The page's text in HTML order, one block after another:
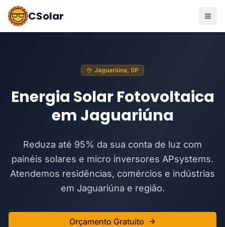
CSolar
Jaguariúna, SP
Energia Solar Fotovoltaica
em Jaguariúna
Reduza até 95% da sua conta de luz com
painéis solares e micro inversores APsystems.
Atendemos residências, comércios e indústrias
em Jaguariúna e região.
Orçamento Gratuito